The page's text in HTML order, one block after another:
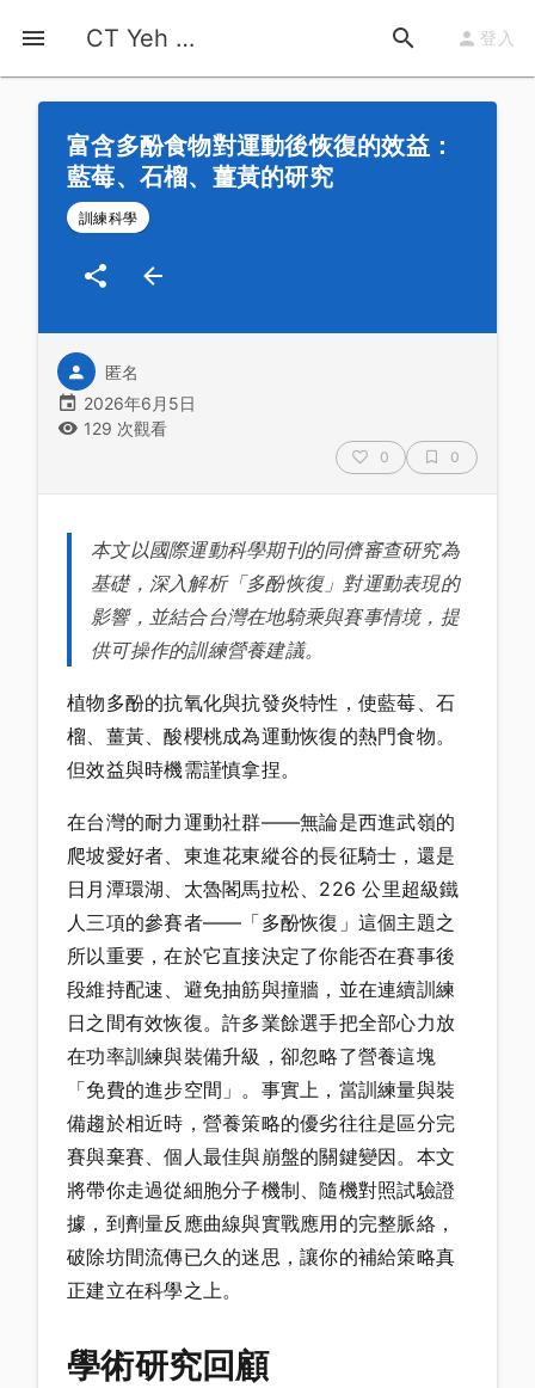
CT Yeh 公路車基地 登入
首頁 運動知識
富含多酚食物對運動後恢復的效益：
藍莓、石榴、薑黃的研究
訓練科學
匿名
2026年6月5日
129 次觀看
0 0
本文以國際運動科學期刊的同儕審查研究為
基礎，深入解析「多酚恢復」對運動表現的
影響，並結合台灣在地騎乘與賽事情境，提
供可操作的訓練營養建議。
植物多酚的抗氧化與抗發炎特性，使藍莓、石
榴、薑黃、酸櫻桃成為運動恢復的熱門食物。
但效益與時機需謹慎拿捏。
在台灣的耐力運動社群——無論是西進武嶺的
爬坡愛好者、東進花東縱谷的長征騎士，還是
日月潭環湖、太魯閣馬拉松、226 公里超級鐵
人三項的參賽者——「多酚恢復」這個主題之
所以重要，在於它直接決定了你能否在賽事後
段維持配速、避免抽筋與撞牆，並在連續訓練
日之間有效恢復。許多業餘選手把全部心力放
在功率訓練與裝備升級，卻忽略了營養這塊
「免費的進步空間」。事實上，當訓練量與裝
備趨於相近時，營養策略的優劣往往是區分完
賽與棄賽、個人最佳與崩盤的關鍵變因。本文
將帶你走過從細胞分子機制、隨機對照試驗證
據，到劑量反應曲線與實戰應用的完整脈絡，
破除坊間流傳已久的迷思，讓你的補給策略真
正建立在科學之上。
學術研究回顧